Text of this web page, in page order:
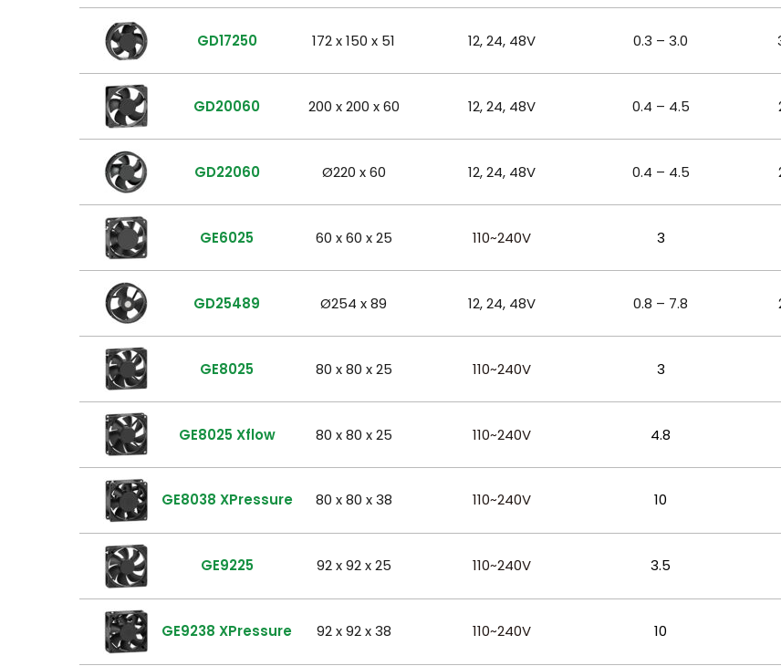
GD17250 172 x 150 x 51 12, 24, 48V 0.3 – 3.0
GD20060 200 x 200 x 60 12, 24, 48V 0.4 – 4.5
GD22060 Ø220 x 60 12, 24, 48V 0.4 – 4.5
GE6025 60 x 60 x 25 110~240V 3
GD25489 Ø254 x 89 12, 24, 48V 0.8 – 7.8
GE8025 80 x 80 x 25 110~240V 3
GE8025 Xflow 80 x 80 x 25 110~240V 4.8
GE8038 XPressure 80 x 80 x 38 110~240V 10
GE9225 92 x 92 x 25 110~240V 3.5
GE9238 XPressure 92 x 92 x 38 110~240V 10